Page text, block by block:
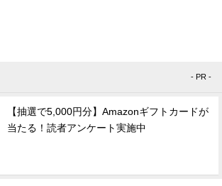
- PR -
【抽選で5,000円分】Amazonギフトカードが
当たる！読者アンケート実施中